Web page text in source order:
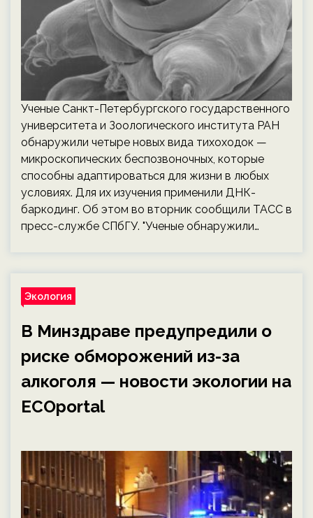
Ученые Санкт-Петербургского государственного
университета и Зоологического института РАН
обнаружили четыре новых вида тихоходок —
микроскопических беспозвоночных, которые
способны адаптироваться для жизни в любых
условиях. Для их изучения применили ДНК-
баркодинг. Об этом во вторник сообщили ТАСС в
пресс-службе СПбГУ. "Ученые обнаружили…
Экология
В Минздраве предупредили о
риске обморожений из-за
алкоголя — новости экологии на
ECOportal